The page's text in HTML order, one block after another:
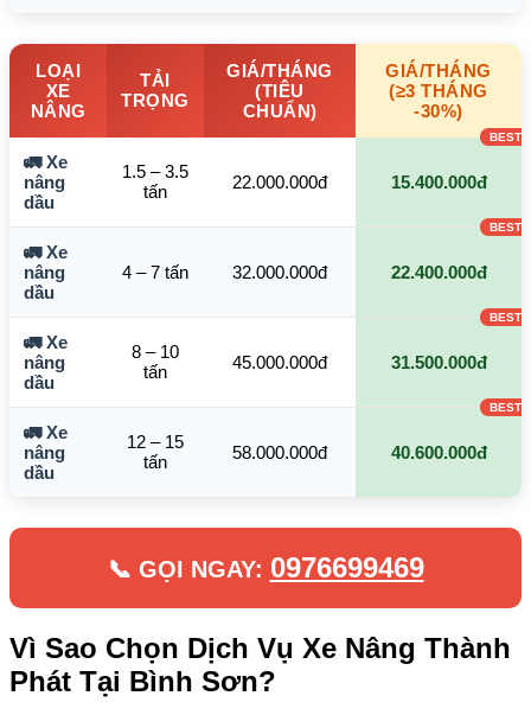
LOẠI
XE
NÂNG
TẢI
TRỌNG
GIÁ/THÁNG
(TIÊU
CHUẨN)
GIÁ/THÁNG
(≥3 THÁNG
-30%)
🚛 Xe
nâng
dầu
1.5 – 3.5
tấn
22.000.000đ 15.400.000đ
🚛 Xe
nâng
dầu
4 – 7 tấn 32.000.000đ 22.400.000đ
🚛 Xe
nâng
dầu
8 – 10
tấn
45.000.000đ 31.500.000đ
🚛 Xe
nâng
dầu
12 – 15
tấn
58.000.000đ 40.600.000đ
📞 GỌI NGAY: 0976699469
Vì Sao Chọn Dịch Vụ Xe Nâng Thành
Phát Tại Bình Sơn?